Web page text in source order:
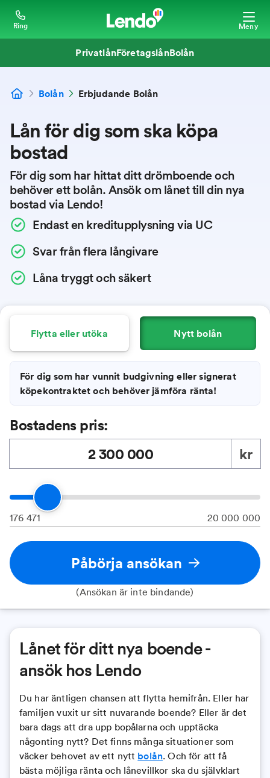
Ring Meny
PrivatlånFöretagslånBolån
Bolån Erbjudande Bolån
Lån för dig som ska köpa
bostad
För dig som har hittat ditt drömboende och
behöver ett bolån. Ansök om lånet till din nya
bostad via Lendo!
Endast en kreditupplysning via UC
Svar från flera långivare
Låna tryggt och säkert
Flytta eller utöka Nytt bolån
För dig som har vunnit budgivning eller signerat
köpekontraktet och behöver jämföra ränta!
Bostadens pris:
kr
176 471 20 000 000
Påbörja ansökan
(Ansökan är inte bindande)
Lånet för ditt nya boende -
ansök hos Lendo
Du har äntligen chansen att flytta hemifrån. Eller har
familjen vuxit ur sitt nuvarande boende? Eller är det
bara dags att dra upp bopålarna och upptäcka
någonting nytt? Det finns många situationer som
väcker behovet av ett nytt bolån. Och för att få
bästa möjliga ränta och lånevillkor ska du självklart